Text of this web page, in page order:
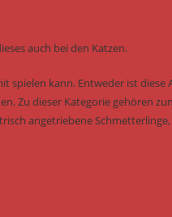
auch bei den Katzen.
spielen kann. Entweder ist diese
Zu dieser Kategorie gehören
angetriebene